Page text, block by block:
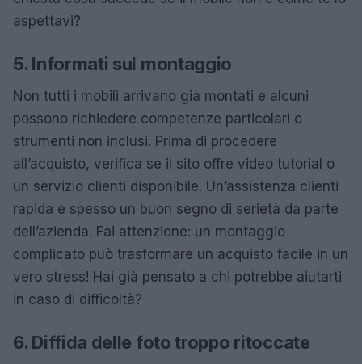
aspettavi?
5. Informati sul montaggio
Non tutti i mobili arrivano già montati e alcuni
possono richiedere competenze particolari o
strumenti non inclusi. Prima di procedere
all’acquisto, verifica se il sito offre video tutorial o
un servizio clienti disponibile. Un’assistenza clienti
rapida è spesso un buon segno di serietà da parte
dell’azienda. Fai attenzione: un montaggio
complicato può trasformare un acquisto facile in un
vero stress! Hai già pensato a chi potrebbe aiutarti
in caso di difficoltà?
6. Diffida delle foto troppo ritoccate